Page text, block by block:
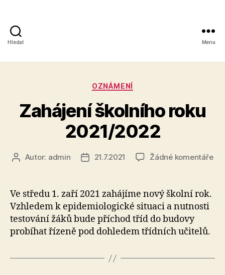
Hledat
akademie,
Kolín
IV,
Kutnohorská
41
Menu
Rubriky
OZNÁMENÍ
Zahájení školního roku
2021/2022
AutorAutor: admin
Datum
21.7.2021 Žádné komentářeu
Ve středu 1. zaří 2021 zahájíme nový školní rok.
Vzhledem k epidemiologické situaci a nutnosti
testování žáků bude příchod tříd do budovy
probíhat řízeně pod dohledem třídních učitelů.